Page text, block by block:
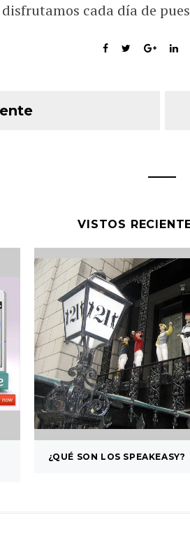
disfrutamos cada día de
VISTOS
¿QUÉ SON LOS SPEAKEASY?